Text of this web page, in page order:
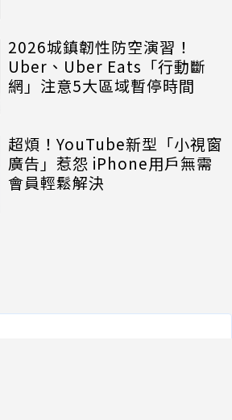
2026城鎮韌性防空演習！
Uber、Uber Eats「行動斷
網」注意5大區域暫停時間
超煩！YouTube新型「小視窗
廣告」惹怨 iPhone用戶無需
會員輕鬆解決